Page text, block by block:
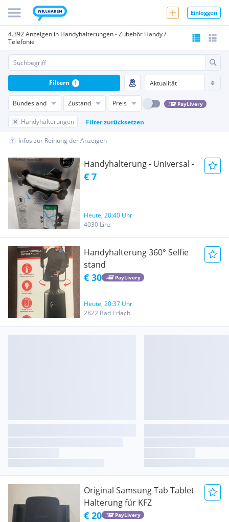
Einloggen
4.392 Anzeigen in Handyhalterungen - Zubehör Handy /
Telefonie
Bundesland Zustand Preis PayLivery
Handyhalterungen Filter zurücksetzen
Filtern 1
Infos zur Reihung der Anzeigen
Handyhalterung - Universal -
€ 7
Heute, 20:40 Uhr
4030 Linz
Handyhalterung 360° Selfie
stand
€ 30 PayLivery
Heute, 20:37 Uhr
2822 Bad Erlach
Original Samsung Tab Tablet
Halterung für KFZ
€ 20 PayLivery